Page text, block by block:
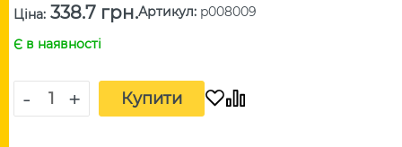
Ціна: 338.7 грн.Артикул: p008009
Є в наявності
- + Купити